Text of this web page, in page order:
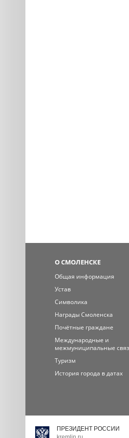
О СМОЛЕНСКЕ
Общая информация
Устав
Символика
Награды Смоленска
Почётные граждане
Международные и
межмуниципальные
Туризм
История города в датах
ПРЕЗИДЕНТ РОССИИ